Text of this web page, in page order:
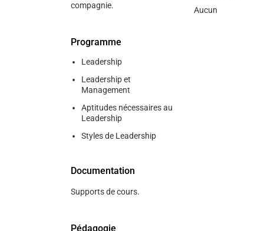
compagnie.
Programme
Leadership
Leadership et
Management
Aptitudes nécessaires au
Leadership
Styles de Leadership
Documentation
Supports de cours.
Pédagogie
Aucun